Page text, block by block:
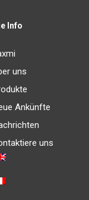
Info
uns
Ankünfte
uns